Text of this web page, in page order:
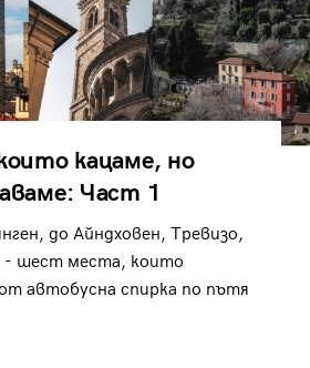
кацаме, но
Част 1
до Айндховен, Тревизо,
- шест места, които
автобусна спирка по пътя